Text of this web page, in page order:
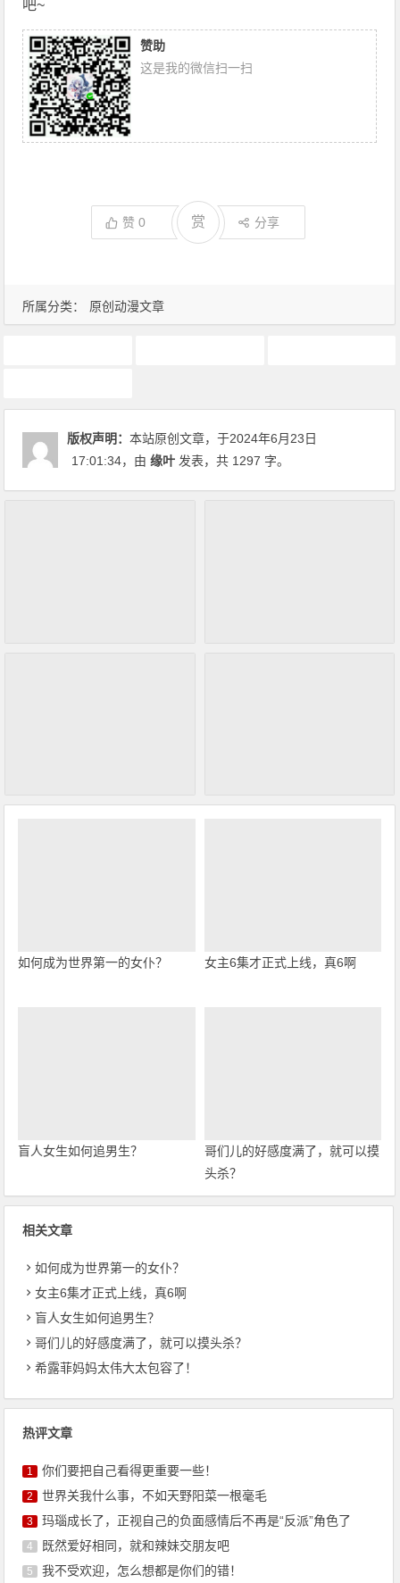
所属分类： 原创动漫文章
吧~
赞助
这是我的微信扫一扫
赞0 赏 分享
版权声明：本站原创文章，于2024年6月23日
17:01:34，由缘叶 发表，共 1297 字。
如何成为世界第一的女仆？ 女主6集才正式上线，真6啊
盲人女生如何追男生？
哥们儿的好感度满了，就可以摸
头杀？
相关文章
如何成为世界第一的女仆？
女主6集才正式上线，真6啊
盲人女生如何追男生？
哥们儿的好感度满了，就可以摸头杀？
希露菲妈妈太伟大太包容了！
热评文章
1 你们要把自己看得更重要一些！
2 世界关我什么事，不如天野阳菜一根毫毛
3 玛瑙成长了，正视自己的负面感情后不再是“反派”角色了
4 既然爱好相同，就和辣妹交朋友吧
5 我不受欢迎，怎么想都是你们的错！